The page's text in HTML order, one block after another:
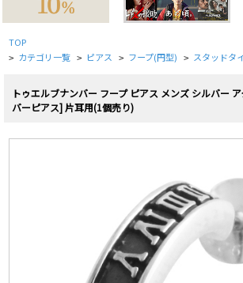
TOP
> カテゴリ一覧 > ピアス > フープ(円型) > スタッドタ
トゥエルブナンバー フープ ピアス メンズ シルバー
バーピアス] 片耳用(1個売り)